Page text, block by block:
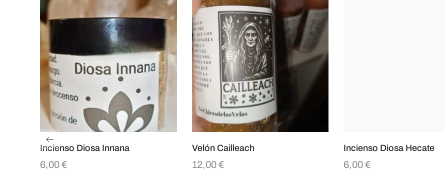
Incienso Diosa Innana
6,00€
Velón Cailleach
12,00€
Incienso Diosa Hecate
6,00€